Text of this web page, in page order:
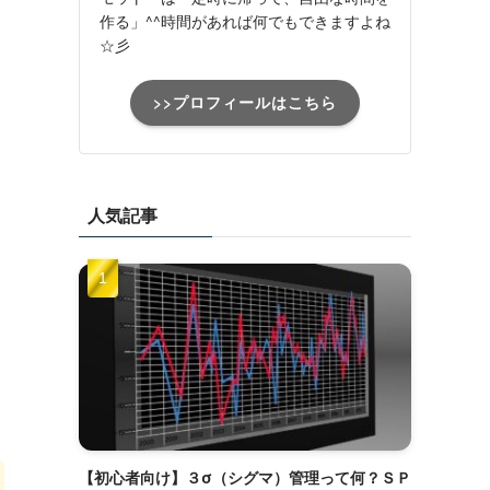
作る」^^時間があれば何でもできますよね
☆彡
>>プロフィールはこちら
人気記事
【初心者向け】３σ（シグマ）管理って何？ＳＰ